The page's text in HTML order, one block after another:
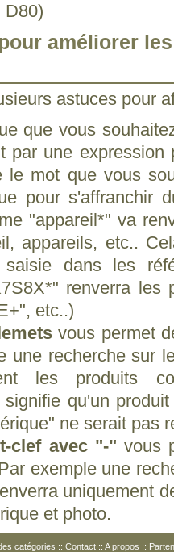
D80)
améliorer
astuces pour
que vous
par une
le mot que vous
pour s'affranchir
"appareil*" va
appareils, etc..
dans les
renverra les
etc..)
vous permet
une recherche sur
les produits
qu'un
ne serait pas
clef avec "-" vous
exemple une
uniquement
et photo.
catégories :: Contact :: A propos ::